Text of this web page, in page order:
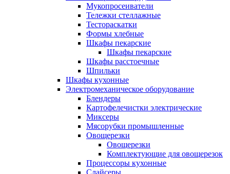
Мукопросеиватели
Тележки стеллажные
Тестораскатки
Формы хлебные
Шкафы пекарские
Шкафы пекарские
Шкафы расстоечные
Шпильки
Шкафы кухонные
Электромеханическое оборудование
Блендеры
Картофелечистки электрические
Миксеры
Мясорубки промышленные
Овощерезки
Овощерезки
Комплектующие для овощерезок
Процессоры кухонные
Слайсеры